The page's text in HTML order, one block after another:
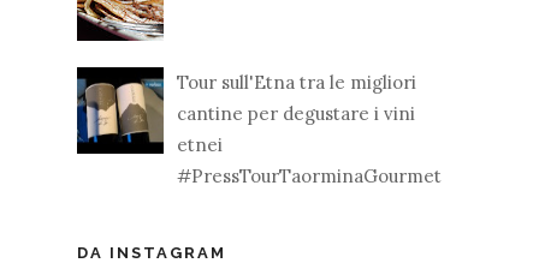
Tour sull'Etna tra le migliori
cantine per degustare i vini
etnei
#PressTourTaorminaGourmet
DA INSTAGRAM